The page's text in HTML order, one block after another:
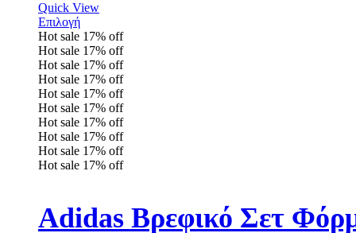
Quick View
Επιλογή
Hot sale 17% off
Hot sale 17% off
Hot sale 17% off
Hot sale 17% off
Hot sale 17% off
Hot sale 17% off
Hot sale 17% off
Hot sale 17% off
Hot sale 17% off
Hot sale 17% off
Adidas Βρεφικό Σετ